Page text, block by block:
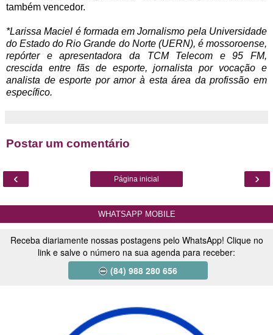
também vencedor.
*Larissa Maciel é formada em Jornalismo pela Universidade
do Estado do Rio Grande do Norte (UERN), é mossoroense,
repórter e apresentadora da TCM Telecom e 95 FM,
crescida entre fãs de esporte, jornalista por vocação e
analista de esporte por amor à esta área da profissão em
específico.
Postar um comentário
‹ ›
Página inicial
WHATSAPP MOBILE
Receba diariamente nossas postagens pelo WhatsApp! Clique no
link e salve o número na sua agenda para receber:
(84) 988 280 656